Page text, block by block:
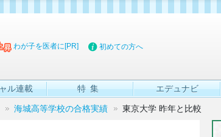
わが子を医者に[PR] 初めての方へ
ル連載 特集 エデュナビ
海城高等学校の合格実績 東京大学 昨年と比較